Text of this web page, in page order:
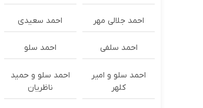
احمد جلالی مهر احمد سعیدی
احمد سلفی احمد سلو
احمد سلو و امیر
کلهر
احمد سلو و حمید
ناظریان